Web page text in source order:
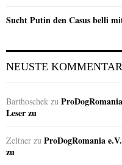
Sucht Putin den Casus belli
NEUSTE
Barthoschek zu
Leser zu
Zeltner zu ProDogRomania
zu